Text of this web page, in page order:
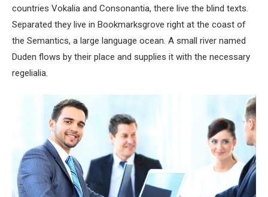
countries Vokalia and Consonantia, there live the blind texts.
Separated they live in Bookmarksgrove right at the coast of
the Semantics, a large language ocean. A small river named
Duden flows by their place and supplies it with the necessary
regelialia.